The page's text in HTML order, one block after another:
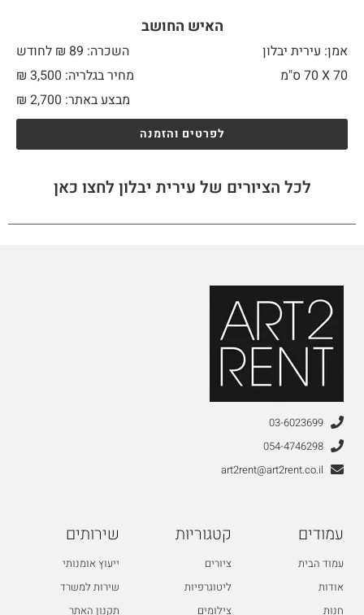
האיש החושב
אמן: עירית יבלון
השכרה: 89 ₪ לחודש
70 X
מחיר בגלריה: 3,500 ₪
מבצע באתר:
₪ 2,700
לפרטים והזמנה
לכל הציורים של עירית יבלון לחצו כאן
03-6023699
054-4746298
art2rent@art2rent.co.il
עמודים
עמוד הבית
אודות
חנות
קטגוריות
ציורים
ליטוגרפיות
צילומים
שירותים
ייעוץ אומנותי
שירות למשרד
תקנון האתר